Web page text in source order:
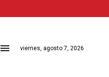
viernes, agosto 7, 2026